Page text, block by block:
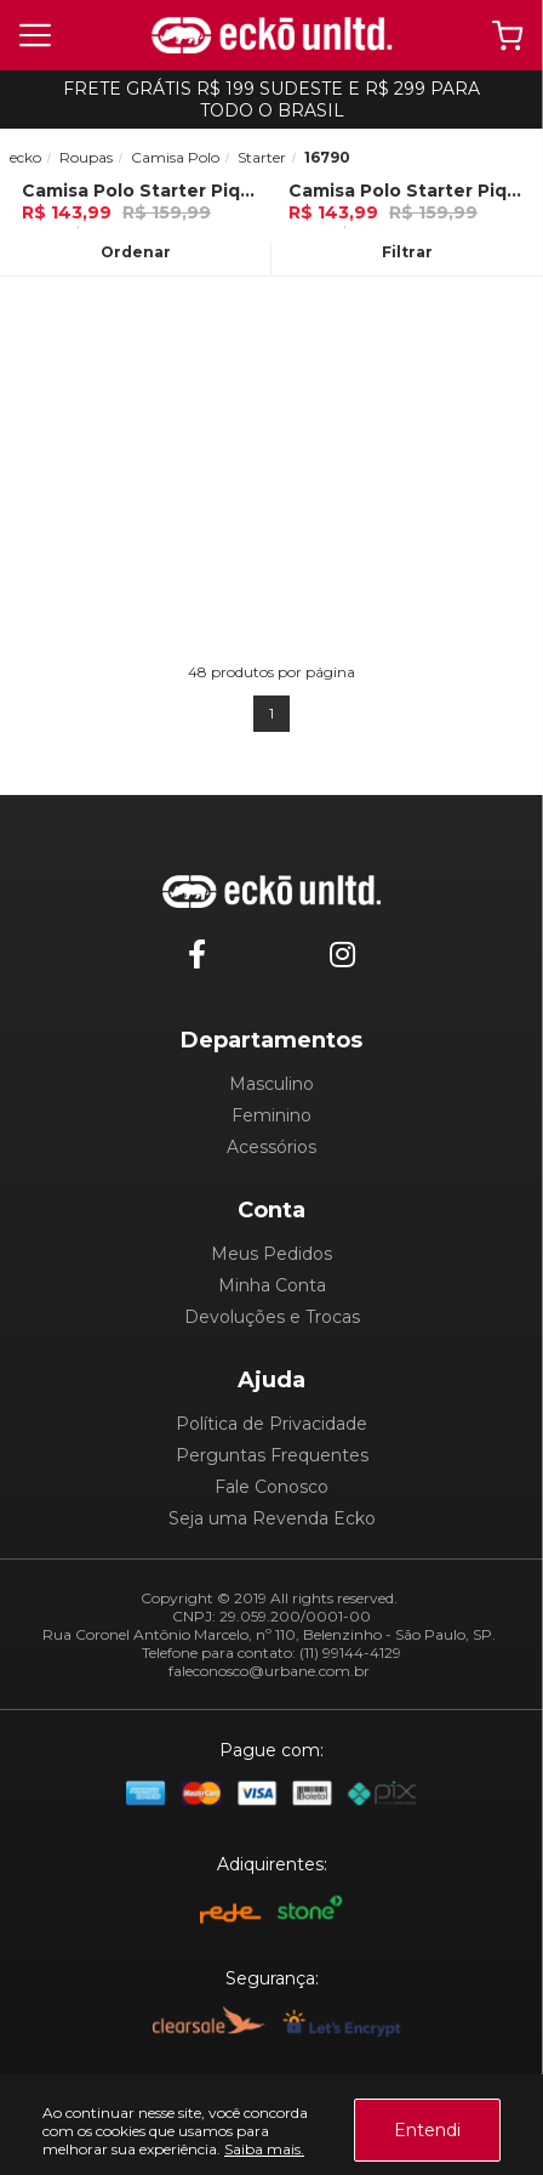
FRETE GRÁTIS R$ 199 SUDESTE E R$ 299 PARA
TODO O BRASIL
Ao continuar nesse site, você concorda
com os cookies que usamos para
melhorar sua experiência. Saiba mais.
Entendi
Ordenar Filtrar
ecko Roupas Camisa Polo Starter 16790
-10%Camisa Polo Starter Piquet Estampada Preta
R$ 143,99 R$ 159,99
4x de R$ 35,99 Ou
-10%Camisa Polo Starter Piquet Estampada Cinza Mescla
R$ 143,99 R$ 159,99
4x de R$ 35,99 Ou
48 produtos por página
1
Departamentos
Masculino
Feminino
Acessórios
Conta
Meus Pedidos
Minha Conta
Devoluções e Trocas
Ajuda
Política de Privacidade
Perguntas Frequentes
Fale Conosco
Seja uma Revenda Ecko
Copyright © 2019 All rights reserved.
CNPJ: 29.059.200/0001-00
Rua Coronel Antônio Marcelo, nº 110, Belenzinho - São Paulo, SP.
Telefone para contato: (11) 99144-4129
faleconosco@urbane.com.br
Pague com:
Adiquirentes:
Segurança: